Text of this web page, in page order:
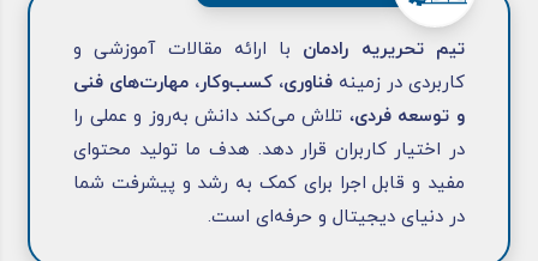
تیم تحریریه رادمان با ارائه مقالات آموزشی و
کاربردی در زمینه فناوری، کسب‌وکار، مهارت‌های فنی
و توسعه فردی، تلاش می‌کند دانش به‌روز و عملی را
در اختیار کاربران قرار دهد. هدف ما تولید محتوای
مفید و قابل اجرا برای کمک به رشد و پیشرفت شما
در دنیای دیجیتال و حرفه‌ای است.